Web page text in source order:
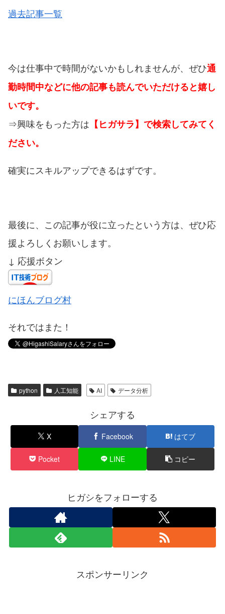
過去記事一覧
今は仕事中で時間がないかもしれませんが、ぜひ通
勤時間中などに他の記事も読んでいただけると嬉し
いです。
⇒興味をもった方は 【ヒガサラ】で検索してみてく
ださい。
確実にスキルアップできるはずです。
最後に、この記事が役に立ったという方は、ぜひ応
援よろしくお願いします。
↓ 応援ボタン
にほんブログ村
それではまた！
python 人工知能 AI データ分析
シェアする
X Facebook はてブ
Pocket LINE コピー
ヒガシをフォローする
スポンサーリンク